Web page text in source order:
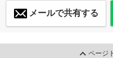
メールで共有する
ページ